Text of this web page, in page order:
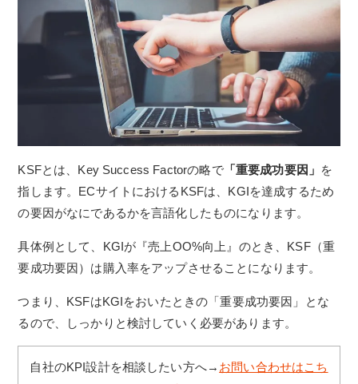
KSFとは、Key Success Factorの略で「重要成功要因」 を
指します。 ECサイトにおけるKSFは、KGIを達成するため
の要因がなにであるかを言語化したものになります。
具体例として、 KGIが『売上OO%向上』のとき、KSF（重
要成功要因）は購入率をアップさせることになります。
つまり、KSFはKGIをおいたときの「重要成功要因」とな
るので、しっかりと検討していく必要があります。
自社のKPI設計を相談したい方へ→ お問い合わせはこち